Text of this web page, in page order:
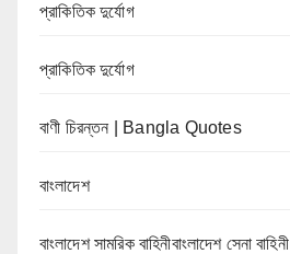
প্রাকিতিক দুর্যোগ
প্রাকিতিক দুর্যোগ
বাণী চিরন্তন | Bangla Quotes
বাংলাদেশ
বাংলাদেশ সামরিক বাহিনীবাংলাদেশ সেনা বাহিনী